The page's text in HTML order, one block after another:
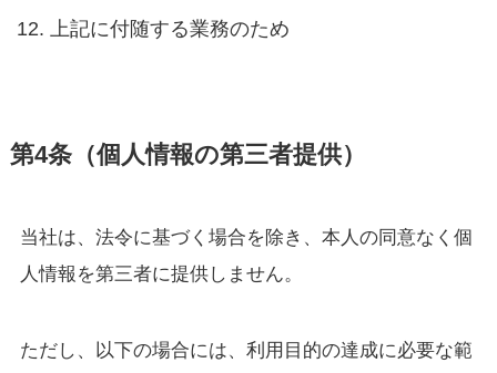
上記に付随する業務のため
第4条（個人情報の第三者提供）
当社は、法令に基づく場合を除き、本人の同意なく個
人情報を第三者に提供しません。
ただし、以下の場合には、利用目的の達成に必要な範